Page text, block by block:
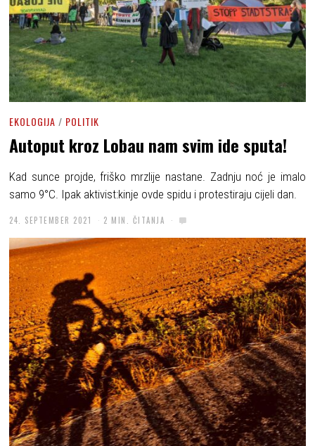
EKOLOGIJA / POLITIK
Autoput kroz Lobau nam svim ide sputa!
Kad sunce projde, friško mrzlije nastane. Zadnju noć je imalo
samo 9°C. Ipak aktivist:kinje ovde spidu i protestiraju cijeli dan.
24. SEPTEMBER 2021 2 MIN. ČITANJA